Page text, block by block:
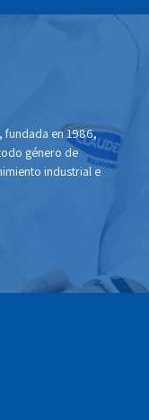
fundada en 1986,
género de
industrial e